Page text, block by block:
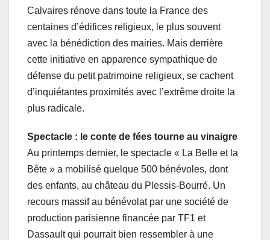
Calvaires rénove dans toute la France des
centaines d’édifices religieux, le plus souvent
avec la bénédiction des mairies. Mais derrière
cette initiative en apparence sympathique de
défense du petit patrimoine religieux, se cachent
d’inquiétantes proximités avec l’extrême droite la
plus radicale.
Spectacle : le conte de fées tourne au vinaigre
Au printemps dernier, le spectacle « La Belle et la
Bête » a mobilisé quelque 500 bénévoles, dont
des enfants, au château du Plessis-Bourré. Un
recours massif au bénévolat par une société de
production parisienne financée par TF1 et
Dassault qui pourrait bien ressembler à une